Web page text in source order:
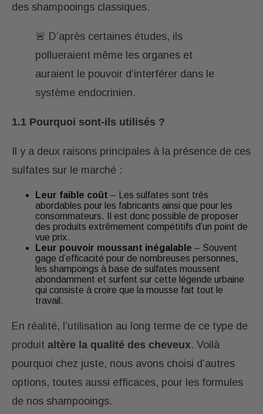
des shampooings classiques.
🚨 D’après certaines études, ils
pollueraient même les organes et
auraient le pouvoir d’interférer dans le
système endocrinien.
1.1 Pourquoi sont-ils utilisés ?
Il y a deux raisons principales à la présence de ces
sulfates sur le marché :
Leur faible coût – Les sulfates sont très
abordables pour les fabricants ainsi que pour les
consommateurs. Il est donc possible de proposer
des produits extrêmement compétitifs d’un point de
vue prix.
Leur pouvoir moussant inégalable – Souvent
gage d’efficacité pour de nombreuses personnes,
les shampoings à base de sulfates moussent
abondamment et surfent sur cette légende urbaine
qui consiste à croire que la mousse fait tout le
travail.
En réalité, l’utilisation au long terme de ce type de
produit altère la qualité des cheveux. Voilà
pourquoi chez juste, nous avons choisi d’autres
options, toutes aussi efficaces, pour les formules
de nos shampooings.